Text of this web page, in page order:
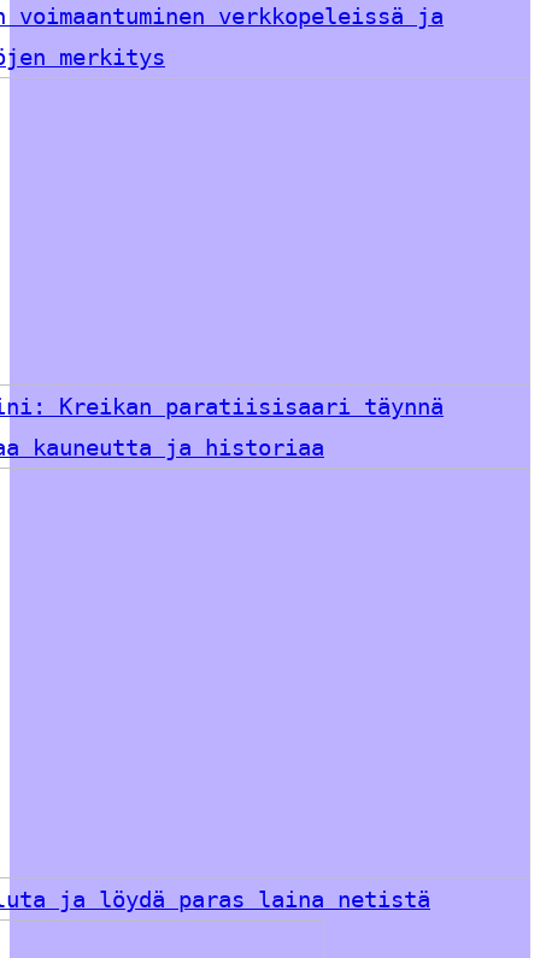
voimaantuminen verkkopeleissä ja
merkitys
Kreikan paratiisisaari täynnä
kauneutta ja historiaa
ja löydä paras laina netistä